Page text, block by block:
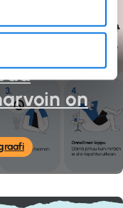
on